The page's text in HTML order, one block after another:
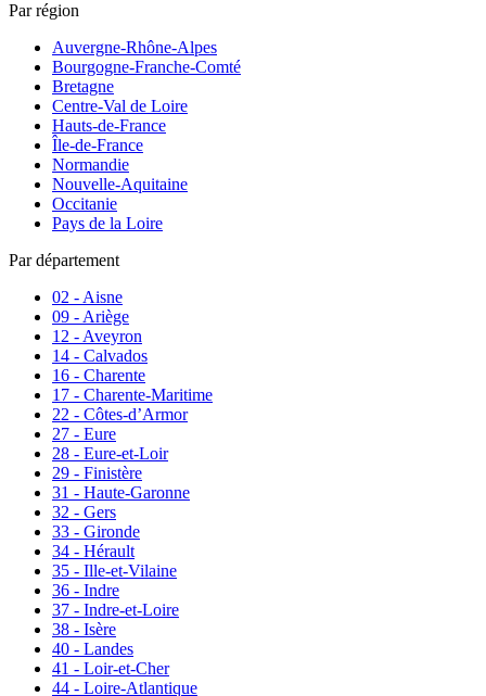
Par région
Auvergne-Rhône-Alpes
Bourgogne-Franche-Comté
Bretagne
Centre-Val de Loire
Hauts-de-France
Île-de-France
Normandie
Nouvelle-Aquitaine
Occitanie
Pays de la Loire
Par département
02 - Aisne
09 - Ariège
12 - Aveyron
14 - Calvados
16 - Charente
17 - Charente-Maritime
22 - Côtes-d’Armor
27 - Eure
28 - Eure-et-Loir
29 - Finistère
31 - Haute-Garonne
32 - Gers
33 - Gironde
34 - Hérault
35 - Ille-et-Vilaine
36 - Indre
37 - Indre-et-Loire
38 - Isère
40 - Landes
41 - Loir-et-Cher
44 - Loire-Atlantique